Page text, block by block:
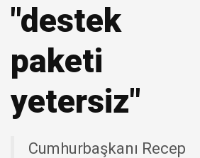
"destek
paketi
yetersiz"
Cumhurbaşkanı Recep